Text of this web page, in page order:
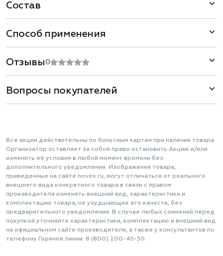
Состав
Способ применения
Отзывы 0
Вопросы покупателей
Все акции действительны по бонусным картам при наличии товара.
Организатор оставляет за собой право остановить Акцию и/или
изменить её условия в любой момент времени без
дополнительного уведомления. Изображения товара,
приведенные на сайте novex.ru, могут отличаться от реального
внешнего вида конкретного товара в связи с правом
производителя изменять внешний вид, характеристики и
комплектацию товара, не ухудшающие его качеств, без
предварительного уведомления. В случае любых сомнений перед
покупкой уточняйте характеристики, комплектацию и внешний вид
на официальном сайте производителя, а также у консультантов по
телефону Горячей линии: 8 (800) 200-45-50.